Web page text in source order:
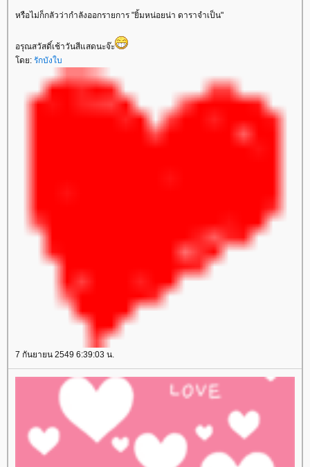
หรือไม่ก็กลัวว่ากำลังออกรายการ "ยิ้มหน่อยน่า ดาราจำเป็น"
อรุณสวัสดิ์เช้าวันสีแสดนะจ๊ะ
ดย: รักบังใบ
7 กันยายน 2549 6:39:03 น.